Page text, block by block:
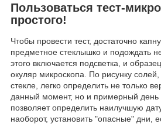
Пользоваться тест-
простого!
Чтобы провести тест, достаточно
предметное стеклышко и подождать
этого включается подсветка, и
окуляр микроскопа. По рисунку
стекле, легко определить не только
данный момент, но и примерный день
позволяет определить наилучшую
наоборот, установить "опасные" дни,